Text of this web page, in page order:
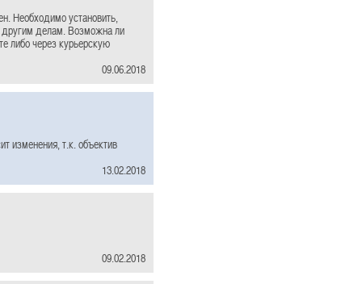
Необходимо установить,
другим делам. Возможна ли
либо через курьерскую
09.06.2018
изменения, т.к. объектив
13.02.2018
09.02.2018